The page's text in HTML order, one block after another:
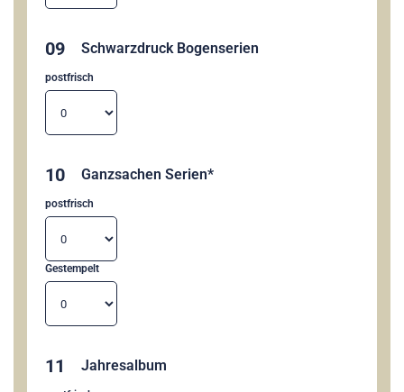
09 Schwarzdruck Bogenserien
postfrisch
10 Ganzsachen Serien*
postfrisch
Gestempelt
11 Jahresalbum